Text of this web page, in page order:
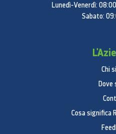
Lunedì-Venerdì:
Sabato:
Chi
Dove
Cosa significa